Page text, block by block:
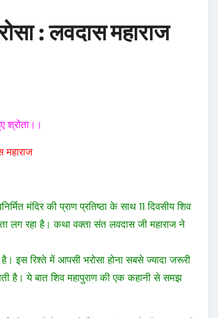
: लवदास महाराज
श्रोता।।
महाराज
मंदिर की प्राण प्रतिष्ठा के साथ 11 दिवसीय शिव
लग रहा है। कथा वक्ता संत लवदास जी महाराज ने
इस रिश्ते में आपसी भरोसा होना सबसे ज्यादा जरूरी
है। ये बात शिव महापुराण की एक कहानी से समझ